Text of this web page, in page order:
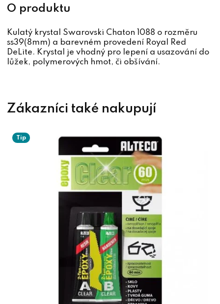
Kulatý krystal Swarovski Chaton 1088 o rozměru
ss39(8mm) a barevném provedení Royal Red
DeLite. Krystal je vhodný pro lepení a usazování do
lůžek, polymerových hmot, či obšívání.
Tip